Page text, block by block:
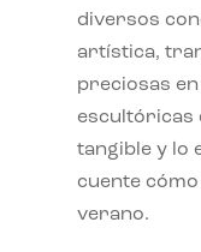
diversos
artística,
preciosas
escultóricas
tangible y lo
cuente
verano.